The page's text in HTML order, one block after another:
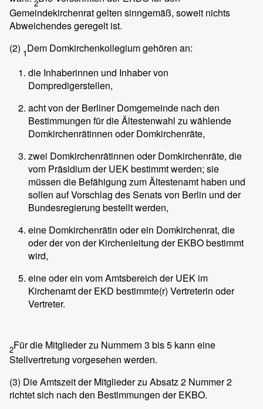
2
Gemeindekirchenrat gelten sinngemäß, soweit nichts
Abweichendes geregelt ist.
(2) 1Dem Domkirchenkollegium gehören an:
die Inhaberinnen und Inhaber von
Dompredigerstellen,
acht von der Berliner Domgemeinde nach den
Bestimmungen für die Ältestenwahl zu wählende
Domkirchenrätinnen oder Domkirchenräte,
zwei Domkirchenrätinnen oder Domkirchenräte, die
vom Präsidium der UEK bestimmt werden; sie
müssen die Befähigung zum Ältestenamt haben und
sollen auf Vorschlag des Senats von Berlin und der
Bundesregierung bestellt werden,
eine Domkirchenrätin oder ein Domkirchenrat, die
oder der von der Kirchenleitung der EKBO bestimmt
wird,
eine oder ein vom Amtsbereich der UEK im
Kirchenamt der EKD bestimmte(r) Vertreterin oder
Vertreter.
2Für die Mitglieder zu Nummern 3 bis 5 kann eine
Stellvertretung vorgesehen werden.
(3) Die Amtszeit der Mitglieder zu Absatz 2 Nummer 2
richtet sich nach den Bestimmungen der EKBO.